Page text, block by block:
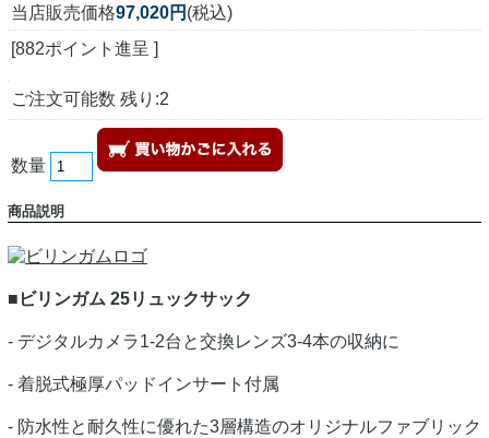
当店販売価格97,020円 (税込)
[882ポイント進呈 ]
ご注文可能数 残り:2
数量
商品説明
■ビリンガム 25リュックサック
- デジタルカメラ1-2台と交換レンズ3-4本の収納に
- 着脱式極厚パッドインサート付属
- 防水性と耐久性に優れた3層構造のオリジナルファブリック